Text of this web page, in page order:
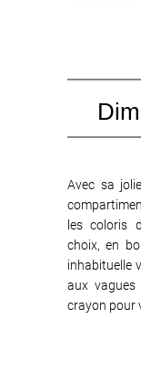
Avec sa
les coloris
choix, en
inhabituelle
aux vagues
crayon pour